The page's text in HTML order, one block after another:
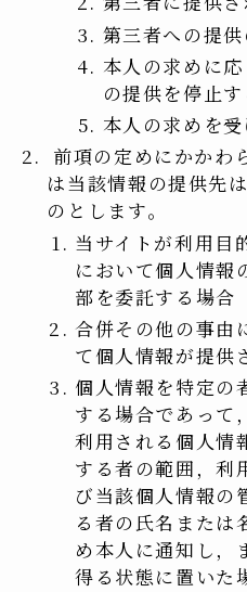
第三者への提
本人の求めに
の提供を停止す
本人の求めを
前項の定めにかかわ
は当該情報の提供先
のとします。
当サイトが利用目
において個人情報
部を委託する場合
合併その他の事由
て個人情報が提供
個人情報を特定の
する場合であって
利用される個人情
する者の範囲，利
び当該個人情報の
る者の氏名または
め本人に通知し，
得る状態に置いた